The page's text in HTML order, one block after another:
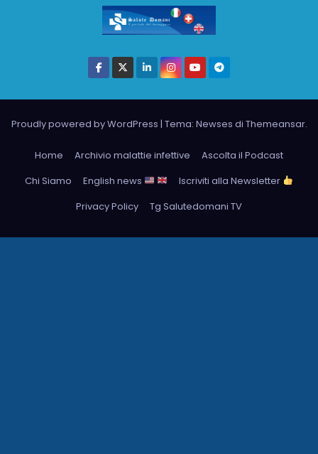
Proudly powered by WordPress | Tema: Newses di Themeansar.
Home Archivio malattie infettive
Ascolta il Podcast
Chi Siamo
English news
Iscriviti alla Newsletter
Privacy Policy
Tg Salutedomani TV